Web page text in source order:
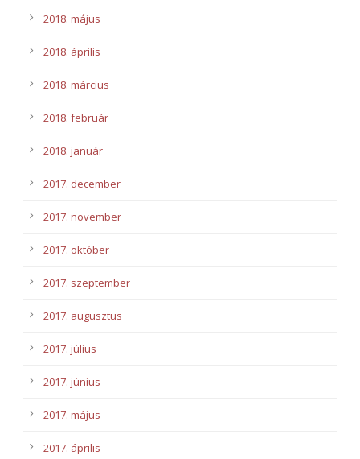
2018. május
2018. április
2018. március
2018. február
2018. január
2017. december
2017. november
2017. október
2017. szeptember
2017. augusztus
2017. július
2017. június
2017. május
2017. április